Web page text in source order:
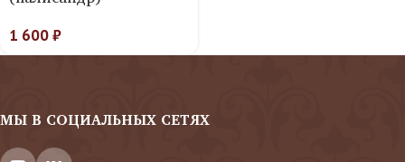
1 600₽
МЫ В СОЦИАЛЬНЫХ СЕТЯХ